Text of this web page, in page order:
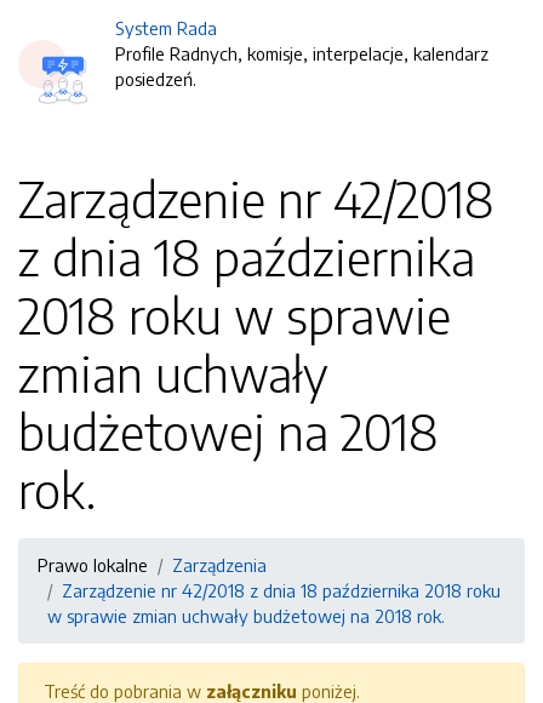
System Rada
Profile Radnych, komisje, interpelacje, kalendarz
posiedzeń.
Zarządzenie nr 42/2018
z dnia 18 października
2018 roku w sprawie
zmian uchwały
budżetowej na 2018
rok.
Prawo lokalne
Zarządzenia
Zarządzenie nr 42/2018 z dnia 18 października 2018 roku
w sprawie zmian uchwały budżetowej na 2018 rok.
Treść do pobrania w załączniku poniżej.